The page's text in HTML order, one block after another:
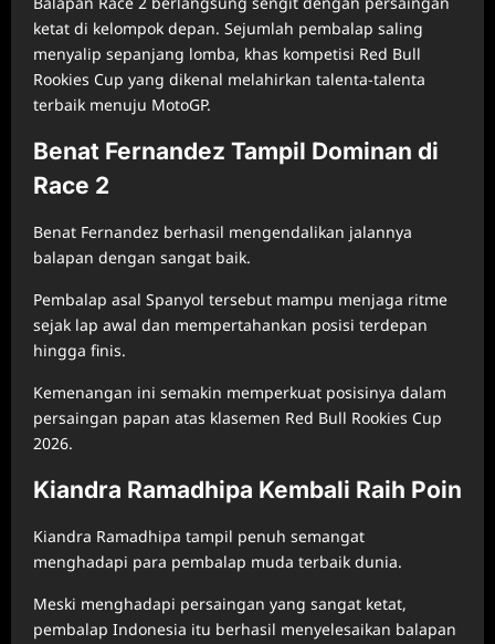
ketat di kelompok depan. Sejumlah pembalap saling
menyalip sepanjang lomba, khas kompetisi Red Bull
Rookies Cup yang dikenal melahirkan talenta-talenta
terbaik menuju MotoGP.
Benat Fernandez Tampil Dominan di
Race 2
Benat Fernandez berhasil mengendalikan jalannya
balapan dengan sangat baik.
Pembalap asal Spanyol tersebut mampu menjaga ritme
sejak lap awal dan mempertahankan posisi terdepan
hingga finis.
Kemenangan ini semakin memperkuat posisinya dalam
persaingan papan atas klasemen Red Bull Rookies Cup
2026.
Kiandra Ramadhipa Kembali Raih Poin
Kiandra Ramadhipa tampil penuh semangat
menghadapi para pembalap muda terbaik dunia.
Meski menghadapi persaingan yang sangat ketat,
pembalap Indonesia itu berhasil menyelesaikan balapan